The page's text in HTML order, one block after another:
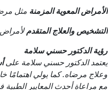
الأمراض المعوية المزمنة مثل
التشخيص والعلاج المتقدملأمراض
رؤية الدكتور حسني سلامة
يعتمد الدكتور حسني سلامة على
وعلاج مرضاه. كما يولي اهتمامًا
مع مراعاة أحدث المعايير